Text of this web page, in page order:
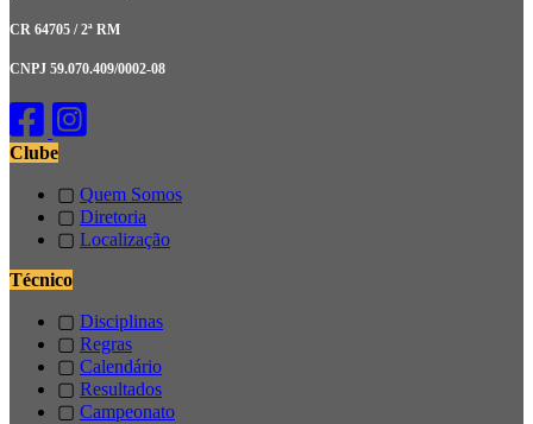
CR 64705 / 2ª RM
CNPJ 59.070.409/0002-08
Clube
▢ Quem Somos
▢ Diretoria
▢ Localização
Técnico
▢ Disciplinas
▢ Regras
▢ Calendário
▢ Resultados
▢ Campeonato